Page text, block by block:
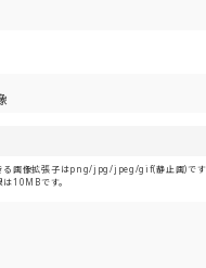
る画像拡張子はpng/jpg/jpeg/gif(静止画)です
10MBです。